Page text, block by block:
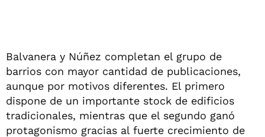
Balvanera y Núñez completan el grupo de
barrios con mayor cantidad de publicaciones,
aunque por motivos diferentes. El primero
dispone de un importante stock de edificios
tradicionales, mientras que el segundo ganó
protagonismo gracias al fuerte crecimiento de